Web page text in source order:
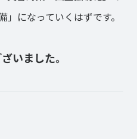
になっていくはずです。
いました。